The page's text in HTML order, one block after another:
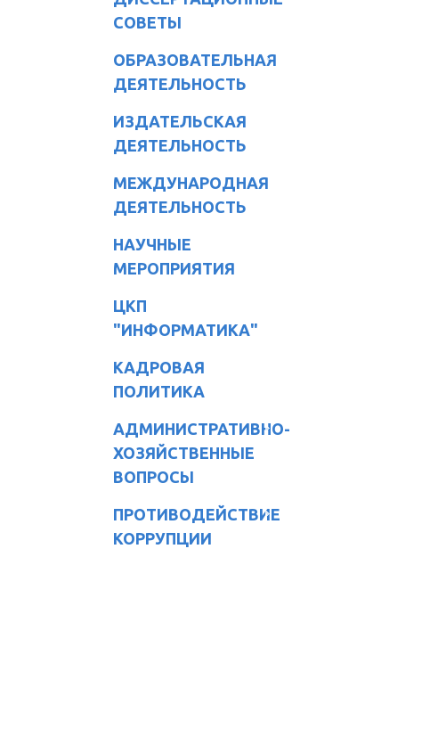
СОВЕТЫ
ОБРАЗОВАТЕЛЬНАЯ
ДЕЯТЕЛЬНОСТЬ
ИЗДАТЕЛЬСКАЯ
ДЕЯТЕЛЬНОСТЬ
МЕЖДУНАРОДНАЯ
ДЕЯТЕЛЬНОСТЬ
НАУЧНЫЕ
МЕРОПРИЯТИЯ
ЦКП
"ИНФОРМАТИКА"
КАДРОВАЯ
ПОЛИТИКА
АДМИНИСТРАТИВНО-
ХОЗЯЙСТВЕННЫЕ
ВОПРОСЫ
ПРОТИВОДЕЙСТВИЕ
КОРРУПЦИИ